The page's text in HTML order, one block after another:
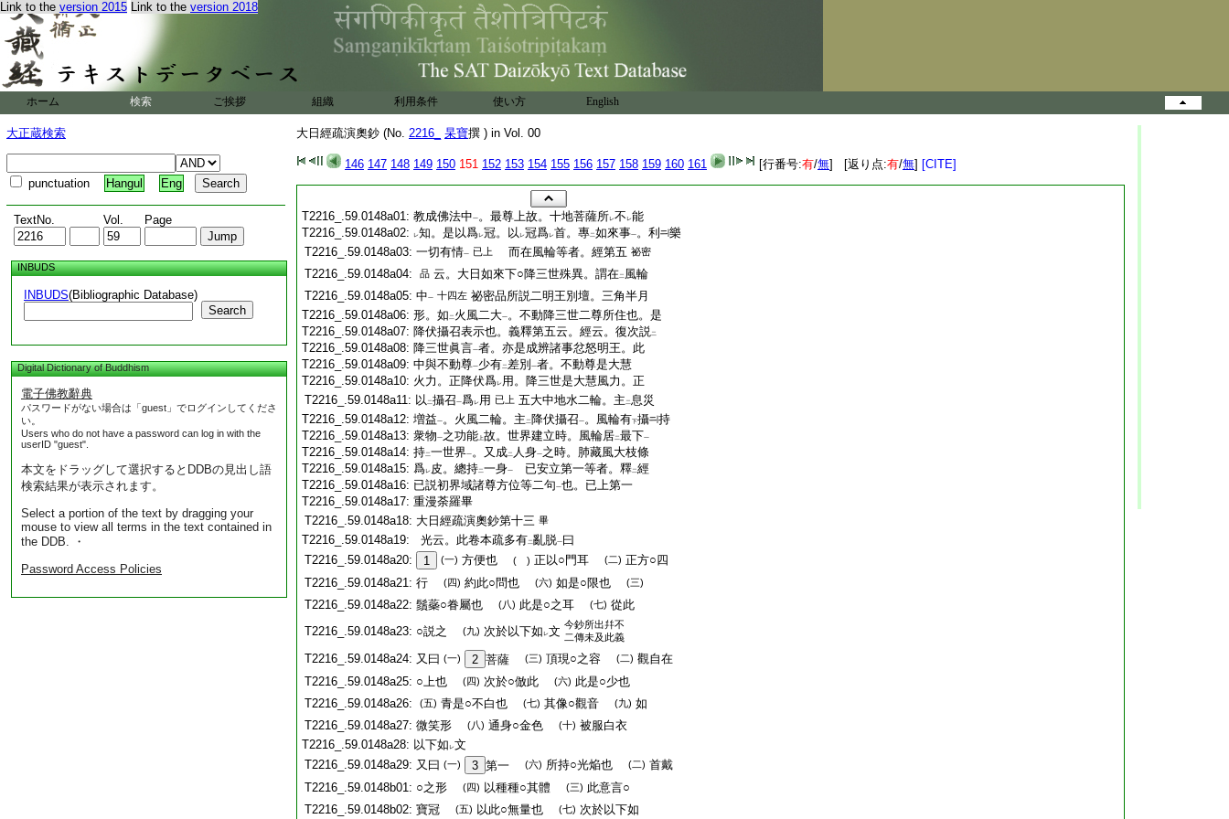
Link to the version 2015 Link to the version 2018
ホーム 検索 ご挨拶 組織 利用条件 使い方 English
大正蔵検索
punctuation Hangul Eng
TextNo. Vol. Page
INBUDS
INBUDS(Bibliographic Database)
Search
Digital Dictionary of Buddhism
電子佛教辭典
パスワードがない場合は「guest」でログインしてくださ
い。
Users who do not have a password can log in with the
userID "guest".
本文をドラッグして選択するとDDBの見出し語
検索結果が表示されます。
Select a portion of the text by dragging your
mouse to view all terms in the text contained in
the DDB. ・
Password Access Policies
大日經疏演奧鈔 (No. 2216_ 杲寶撰 ) in Vol. 00
146 147 148 149 150 151 152 153 154 155 156 157 158 159 160 161 [行番号:有/無] [返り点:有/無] [CITE]
T2216_.59.0148a01: 教成佛法中一。最尊上故。十地菩薩所レ不 レ能
T2216_.59.0148a02:
レ知。是以爲レ冠。以 レ冠爲レ首。專二如來事一。利
樂
T2216_.59.0148a03: 一切有情一 已上 而在風輪等者。經第五 祕密
T2216_.59.0148a04: 品 云。大日如來下○降三世殊異。謂在二 風輪
T2216_.59.0148a05: 中一 十四左 祕密品所説二明王別壇。三角半月
T2216_.59.0148a06: 形。如 二 火風二大一。不動降三世二尊所住也。是
T2216_.59.0148a07: 降伏攝召表示也。義釋第五云。經云。復次説二
T2216_.59.0148a08: 降三世眞言一者。亦是成辨諸事忿怒明王。此
T2216_.59.0148a09: 中與不動尊一少有二差別 一者。不動尊是大慧
T2216_.59.0148a10: 火力。正降伏爲レ用。降三世是大慧風力。正
T2216_.59.0148a11: 以 二攝召一爲レ用 已上 五大中地水二輪。主 二息災
T2216_.59.0148a12: 増益一。火風二輪。主 二 降伏攝召一。風輪有下攝
持
T2216_.59.0148a13: 衆物一之功能 上故。世界建立時。風輪居二最下一
T2216_.59.0148a14: 持二一世界一。又成二 人身一之時。肺藏風大枝條
T2216_.59.0148a15: 爲レ皮。總持二一身一 已安立第一等者。釋二經
T2216_.59.0148a16: 已説初界域諸尊方位等二句一也。已上第一
T2216_.59.0148a17: 重漫荼羅畢
T2216_.59.0148a18: 大日經疏演奧鈔第十三 畢
T2216_.59.0148a19: 光云。此卷本疏多有二亂脱一曰
T2216_.59.0148a20:
1 (一) 方便也 ( ) 正以○門耳 (二) 正方○四
T2216_.59.0148a21: 行 (四) 約此○問也 (六) 如是○限也 (三)
T2216_.59.0148a22: 鬚蘂○眷屬也 (八) 此是○之耳 (七) 從此
T2216_.59.0148a23: ○説之 (九) 次於以下如 レ文 今鈔所出幷不
二傳未及此義
T2216_.59.0148a24: 又曰 (一) 2 菩薩 (三) 頂現○之容 (二) 觀自在
T2216_.59.0148a25: ○上也 (四) 次於○倣此 (六) 此是○少也
T2216_.59.0148a26:
(五) 青是○不白也 (七) 其像○觀音 (九) 如
T2216_.59.0148a27: 微笑形 (八) 通身○金色 (十) 被服白衣
T2216_.59.0148a28: 以下如 レ文
T2216_.59.0148a29: 又曰 (一) 3 第一 (六) 所持○光焔也 (二) 首戴
T2216_.59.0148b01: ○之形 (四) 以種種○其體 (三) 此意言○
T2216_.59.0148b02: 寶冠 (五) 以此○無量也 (七) 次於以下如